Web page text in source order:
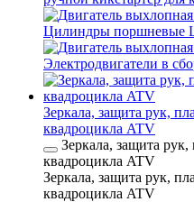
Цилиндры поршневые
Электродвигатели в
Зеркала, защита рук,
квадроцикла ATV
Зеркала, защита
квадроцикла ATV
Зеркала, защита рук,
квадроцикла ATV